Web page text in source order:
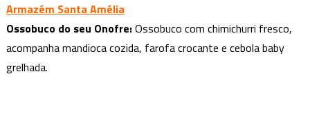
Armazém Santa Amélia
Ossobuco do seu Onofre:Ossobuco com chimichurri fresco,
acompanha mandioca cozida, farofa crocante e cebola baby
grelhada.